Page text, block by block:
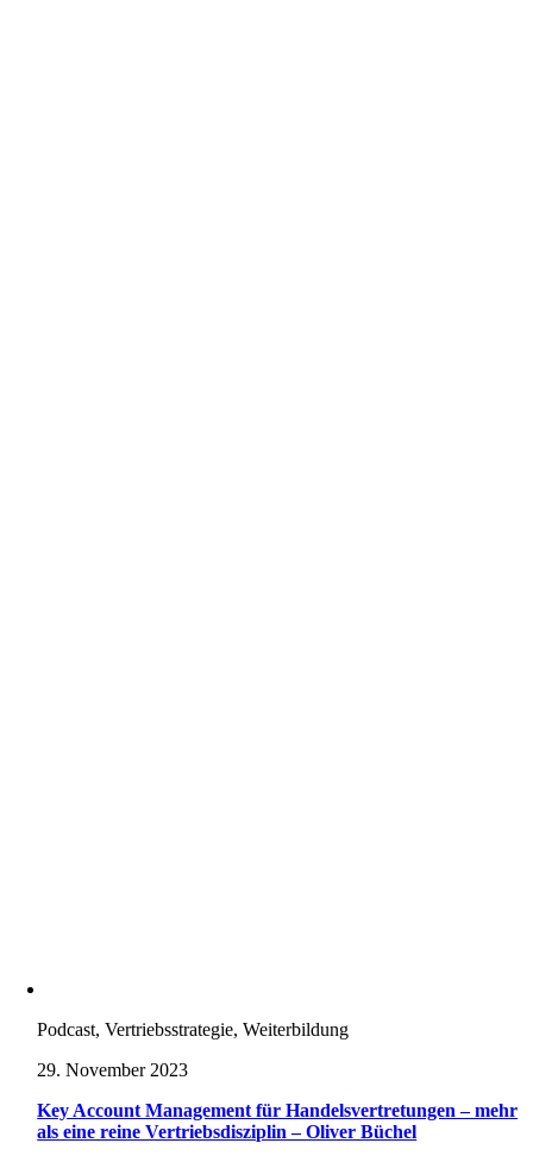
Podcast, Vertriebsstrategie, Weiterbildung
29. November 2023
Key Account Management für Handelsvertretungen – mehr
als eine reine Vertriebsdisziplin – Oliver Büchel